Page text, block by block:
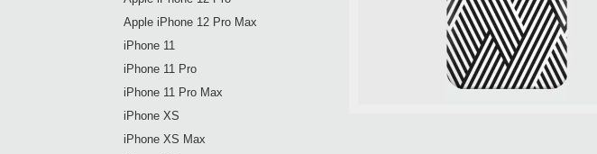
Apple iPhone 12 Pro Max
iPhone 11
iPhone 11 Pro
iPhone 11 Pro Max
iPhone XS
iPhone XS Max